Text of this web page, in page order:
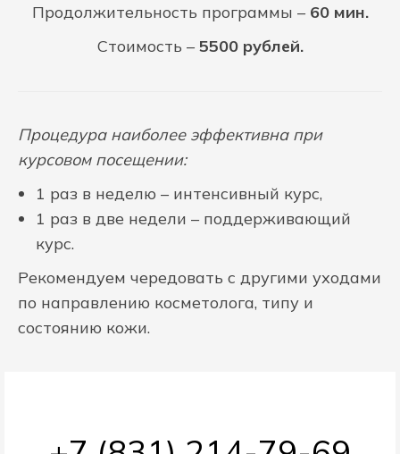
Продолжительность программы – 60 мин.
Стоимость – 5500 рублей.
Процедура наиболее эффективна при
курсовом посещении:
1 раз в неделю – интенсивный курс,
1 раз в две недели – поддерживающий
курс.
Рекомендуем чередовать с другими уходами
по направлению косметолога, типу и
состоянию кожи.